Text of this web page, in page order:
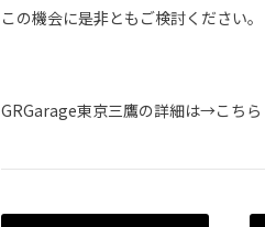
この機会に是非ともご検討ください。
GRGarage東京三鷹の詳細は→こちら